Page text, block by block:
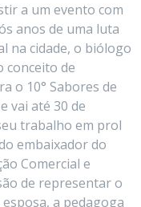
a um evento com
anos de uma luta
na cidade, o biólogo
conceito de
o 10° Sabores de
vai até 30 de
trabalho em prol
embaixador do
Comercial e
de representar o
a pedagoga